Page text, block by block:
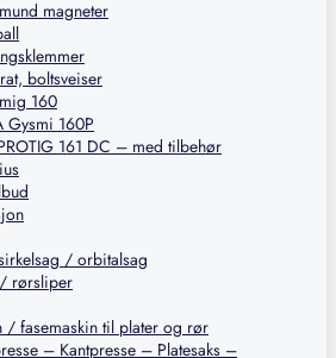
magneter
boltsveiser
160
Gysmi 160P
161 DC – med tilbehør
/ orbitalsag
rørsliper
/ fasemaskin til plater og rør
– Kantpresse – Platesaks –